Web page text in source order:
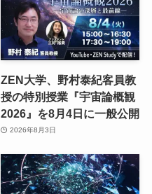
ZEN大学、野村泰紀客員教
授の特別授業『宇宙論概観
2026』を8月4日に一般公開
2026年8月3日